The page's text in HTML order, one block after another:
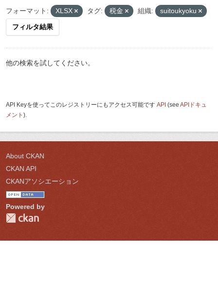
フォーマット: XLSX タグ: 税金 組織: suitoukyoku
フィルタ結果
他の検索を試してください。
API Keyを使ってこのレジストリーにもアクセス可能です API (see APIドキュ
メント ).
About CKAN
CKAN API
CKANアソシエーション
Powered by